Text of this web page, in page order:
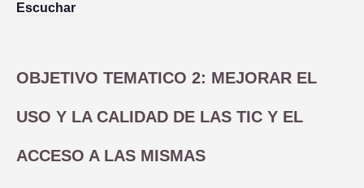
GESTIÓN Y SEGUIMIENTO
PRESENTACION
Escuchar
OBJETIVO TEMATICO 2: MEJORAR EL
USO Y LA CALIDAD DE LAS TIC Y EL
ACCESO A LAS MISMAS